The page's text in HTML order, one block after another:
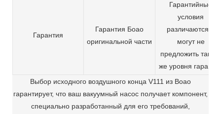
Гарантия
Гарантия Боао
оригинальной части
Гарантийные
условия
различаются и
могут не
предложить такого
же уровня
Выбор исходного воздушного конца V111 из Boao
гарантирует, что ваш вакуумный насос получает компонент,
специально разработанный для его требований,